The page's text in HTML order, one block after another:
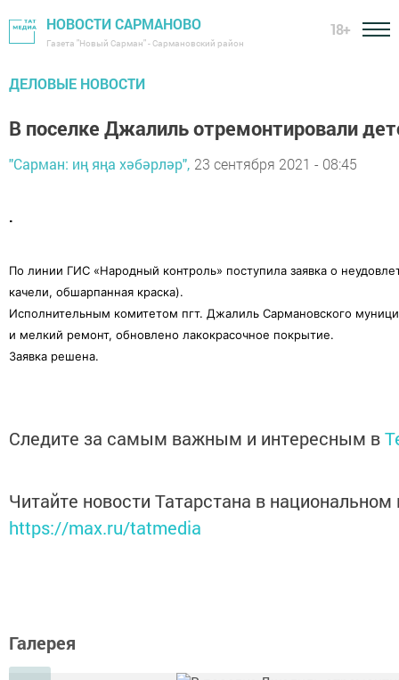
НОВОСТИ САРМАНОВО
Газета "Новый Сарман" - Сармановский район
18+
ДЕЛОВЫЕ НОВОСТИ
В поселке Джалиль отремонтировали
"Сарман: иң яңа хәбәрләр", 23 сентября 2021 - 08:45
.
По линии ГИС «Народный контроль» поступила заявка о
качели, обшарпанная краска).
Исполнительным комитетом пгт. Джалиль Сармановского
и мелкий ремонт, обновлено лакокрасочное покрытие.
Заявка решена.
Следите за самым важным и интересным в
Читайте новости Татарстана в
https://max.ru/tatmedia
Галерея